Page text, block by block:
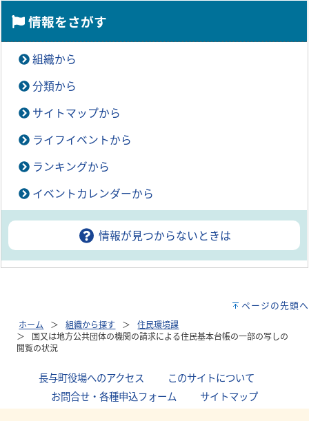
情報をさがす
組織から
分類から
サイトマップから
ライフイベントから
ランキングから
イベントカレンダーから
情報が見つからないときは
ページの先頭へ
ホーム 組織から探す
住民環境課
国又は地方公共団体の機関の請求による住民基本台帳の一部の写しの
閲覧の状況
長与町役場へのアクセス このサイトについて
お問合せ・各種申込フォーム
サイトマップ